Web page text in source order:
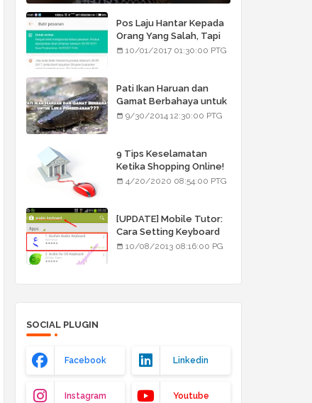
Pos Laju Hantar Kepada
Orang Yang Salah, Tapi
Orang Tu Pula Terima
10/01/2017 01:30:00 PTG
Pati Ikan Haruan dan
Gamat Berbahaya untuk
Luka Pembedahan???
9/30/2014 12:30:00 PTG
9 Tips Keselamatan
Ketika Shopping Online!
4/20/2020 08:54:00 PTG
[UPDATE] Mobile Tutor:
Cara Setting Keyboard
Arab/Jawi
10/08/2013 08:16:00 PG
SOCIAL PLUGIN
Facebook Linkedin
Instagram Youtube